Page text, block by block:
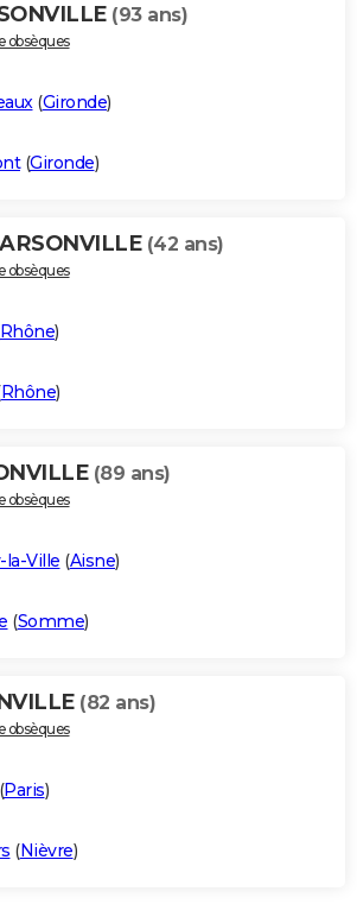
(93 ans)
obsèques
(Gironde)
(Gironde)
(42 ans)
obsèques
Rhône)
Rhône)
(89 ans)
obsèques
la-Ville (Aisne)
(Somme)
(82 ans)
obsèques
(Paris)
(Nièvre)